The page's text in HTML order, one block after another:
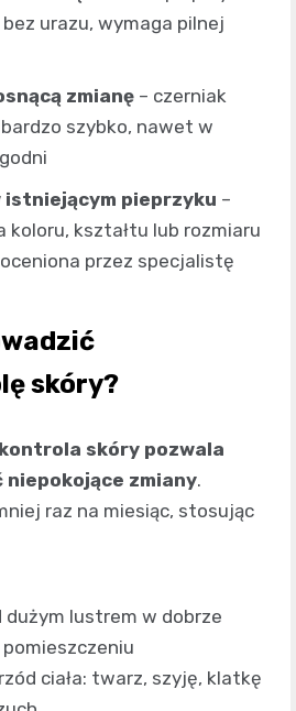
urazu, wymaga pilnej
zmianę – czerniak
szybko, nawet w
istniejącym pieprzyku –
koloru, kształtu lub rozmiaru
przez specjalistę
skóry?
skóry pozwala
niepokojące zmiany.
raz na miesiąc, stosując
dużym lustrem w dobrze
ciała: twarz, szyję, klatkę